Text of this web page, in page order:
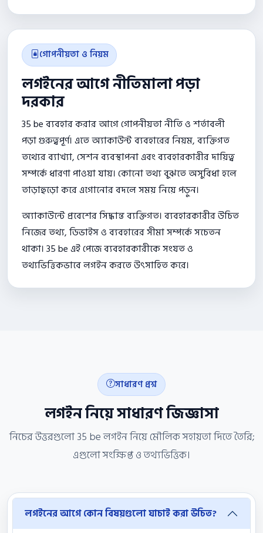
গোপনীয়তা ও নিয়ম
লগইনের আগে নীতিমালা পড়া
দরকার
35 be ব্যবহার করার আগে গোপনীয়তা নীতি ও শর্তাবলী
পড়া গুরুত্বপূর্ণ। এতে অ্যাকাউন্ট ব্যবহারের নিয়ম, ব্যক্তিগত
তথ্যের ব্যাখ্যা, সেশন ব্যবস্থাপনা এবং ব্যবহারকারীর দায়িত্ব
সম্পর্কে ধারণা পাওয়া যায়। কোনো তথ্য বুঝতে অসুবিধা হলে
তাড়াহুড়ো করে এগোনোর বদলে সময় নিয়ে পড়ুন।
অ্যাকাউন্টে প্রবেশের সিদ্ধান্ত ব্যক্তিগত। ব্যবহারকারীর উচিত
নিজের তথ্য, ডিভাইস ও ব্যবহারের সীমা সম্পর্কে সচেতন
থাকা। 35 be এই পেজে ব্যবহারকারীকে সংযত ও
তথ্যভিত্তিকভাবে লগইন করতে উৎসাহিত করে।
সাধারণ প্রশ্ন
লগইন নিয়ে সাধারণ জিজ্ঞাসা
নিচের উত্তরগুলো 35 be লগইন নিয়ে মৌলিক সহায়তা দিতে তৈরি;
এগুলো সংক্ষিপ্ত ও তথ্যভিত্তিক।
লগইনের আগে কোন বিষয়গুলো যাচাই করা উচিত?